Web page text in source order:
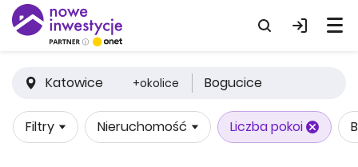
Katowice +okolice Bogucice
Filtry Nieruchomość Liczba pokoi